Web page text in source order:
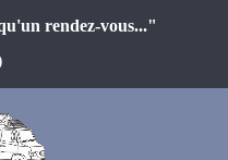
rendez-vous..."